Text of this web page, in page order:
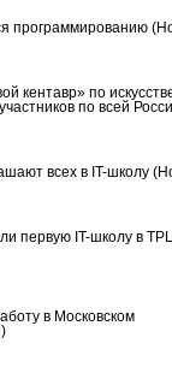
программированию
кентавр» по
по всей
всех в IT-школу
первую IT-школу в
в Московском